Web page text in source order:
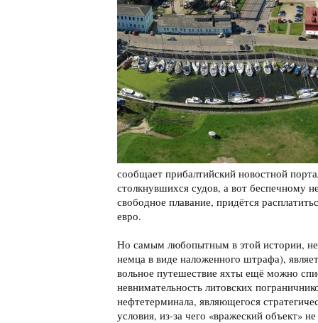
сообщает прибалтийский новостной
столкнувшихся судов, а вот беспечному
свободное плавание, придётся
евро.
Но самым любопытным в этой истории,
немца в виде наложенного штрафа),
вольное путешествие яхты ещё можно
невнимательность литовских
нефтетерминала, являющегося
условия, из-за чего «вражеский объект»